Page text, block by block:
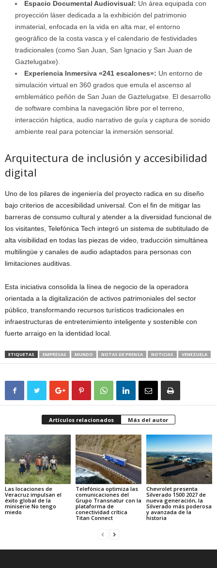
Espacio Documental Audiovisual: Un área equipada con
proyección láser dedicada a la exhibición del patrimonio
inmaterial, enfocada en la vida en alta mar, el entorno
geográfico de la costa vasca y el calendario de festividades
tradicionales (como San Juan, San Ignacio y San Juan de
Gaztelugatxe).
Experiencia Inmersiva «241 escalones»: Un entorno de
simulación virtual en 360 grados que emula el ascenso al
emblemático peñón de San Juan de Gaztelugatxe. El desarrollo
de software combina la navegación libre por el terreno,
interacción háptica, audio narrativo de guía y captura de sonido
ambiente real para potenciar la inmersión sensorial.
Arquitectura de inclusión y accesibilidad
digital
Uno de los pilares de ingeniería del proyecto radica en su diseño
bajo criterios de accesibilidad universal. Con el fin de mitigar las
barreras de consumo cultural y atender a la diversidad funcional de
los visitantes, Telefónica Tech integró un sistema de subtitulado de
alta visibilidad en todas las piezas de video, traducción simultánea
multilingüe y canales de audio adaptados para personas con
limitaciones auditivas.
Esta iniciativa consolida la línea de negocio de la operadora
orientada a la digitalización de activos patrimoniales del sector
público, transformando recursos turísticos tradicionales en
infraestructuras de entretenimiento inteligente y sostenible con
fuerte arraigo en la identidad local.
ETIQUETAS EMPRESAS MUNDO NOTAS DE PRENSA NOTICIAS VENEZUELA
Artículos relacionados Más del autor
Las locaciones de
Veracruz impulsan el
éxito global de la
miniserie No tengo
miedo
Telefónica optimiza las
comunicaciones del
Grupo Transnatur con la
plataforma de
conectividad crítica
Titan Connect
Chevrolet presenta
Silverado 1500 2027 de
nueva generación, la
Silverado más poderosa
y avanzada de la
historia